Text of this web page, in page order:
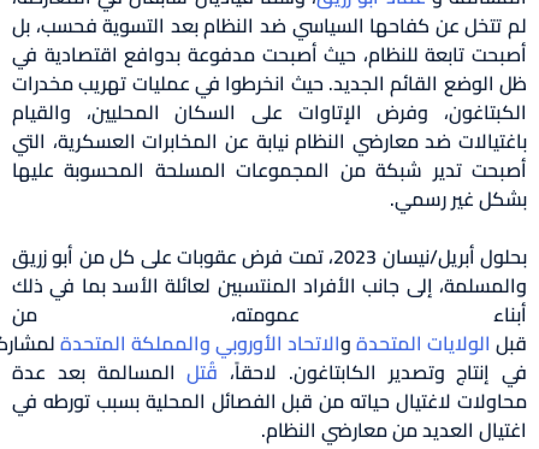
عن كفاحها السياسي ضد النظام بعد التسوية فحسب، بل
تابعة للنظام، حيث أصبحت مدفوعة بدوافع اقتصادية في
القائم الجديد. حيث انخرطوا في عمليات تهريب مخدرات
وفرض الإتاوات على السكان المحليين، والقيام
ضد معارضي النظام نيابة عن المخابرات العسكرية، التي
تدير شبكة من المجموعات المسلحة المحسوبة عليها
غير رسمي.
بحلول أبريل/نيسان 2023، تمت فرض عقوبات على كل من أبو زريق
إلى جانب الأفراد المنتسبين لعائلة الأسد بما في ذلك
عمومته، من
الولاياتالمتحدةوالاتحادالأوروبيوالمملكةالمتحدةلمشاركتهم
وتصدير الكابتاغون. لاحقاً،قتل المسالمة بعد عدة
لاغتيال حياته من قبل الفصائل المحلية بسبب تورطه في
العديد من معارضي النظام.